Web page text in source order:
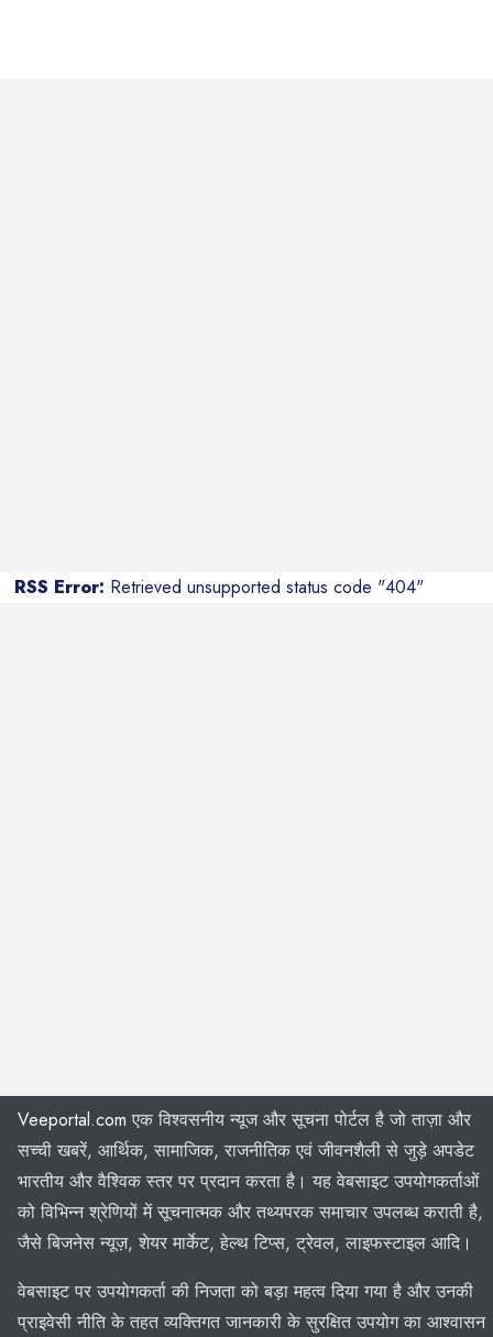
RSS Error: Retrieved unsupported status code "404"
Veeportal.com एक विश्वसनीय न्यूज और सूचना पोर्टल है जो ताज़ा और
सच्ची खबरें, आर्थिक, सामाजिक, राजनीतिक एवं जीवनशैली से जुड़े अपडेट
भारतीय और वैश्विक स्तर पर प्रदान करता है। यह वेबसाइट उपयोगकर्ताओं
को विभिन्न श्रेणियों में सूचनात्मक और तथ्यपरक समाचार उपलब्ध कराती है,
जैसे बिजनेस न्यूज़, शेयर मार्केट, हेल्थ टिप्स, ट्रेवल, लाइफस्टाइल आदि।
वेबसाइट पर उपयोगकर्ता की निजता को बड़ा महत्व दिया गया है और उनकी
प्राइवेसी नीति के तहत व्यक्तिगत जानकारी के सुरक्षित उपयोग का आश्वासन